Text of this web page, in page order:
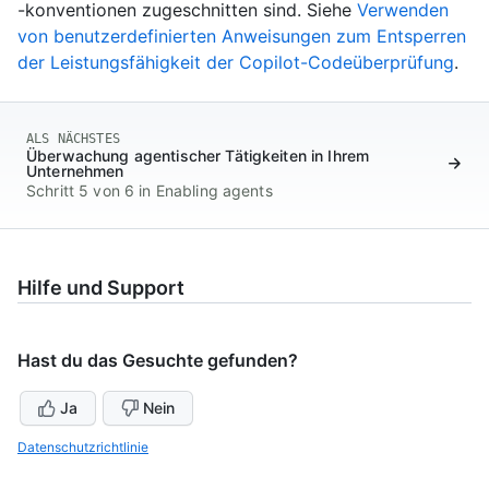
-konventionen zugeschnitten sind. Siehe Verwenden
von benutzerdefinierten Anweisungen zum Entsperren
der Leistungsfähigkeit der Copilot-Codeüberprüfung.
ALS NÄCHSTES
Überwachung agentischer Tätigkeiten in Ihrem
Unternehmen
Schritt 5 von 6 in Enabling agents
Hilfe und Support
Hast du das Gesuchte gefunden?
Ja Nein
Datenschutzrichtlinie